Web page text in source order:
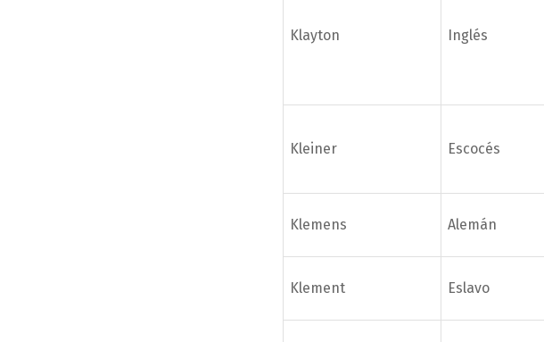
Klayton Inglés
Kleiner Escocés
Klemens Alemán
Klement Eslavo